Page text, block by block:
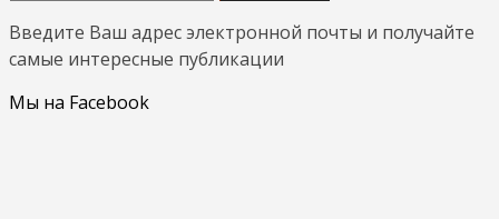
Введите Ваш адрес электронной почты и получайте
самые интересные публикации
Мы на Facebook